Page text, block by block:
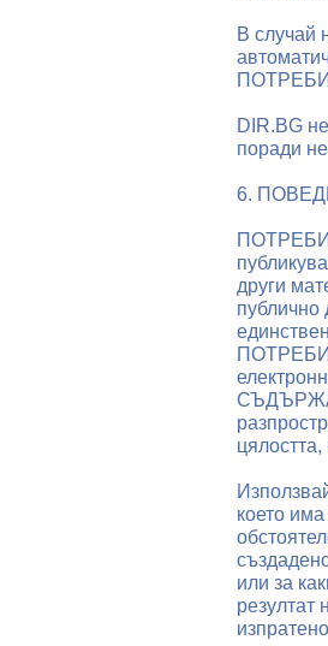
В случай
DIR.BG
поради
6.
други
публично
което
или за